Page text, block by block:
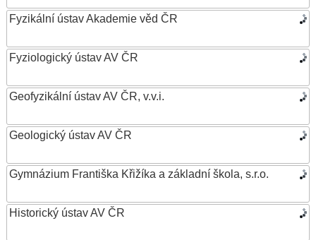
Fyzikální ústav Akademie věd ČR
Fyziologický ústav AV ČR
Geofyzikální ústav AV ČR, v.v.i.
Geologický ústav AV ČR
Gymnázium Františka Křižíka a základní škola, s.r.o.
Historický ústav AV ČR